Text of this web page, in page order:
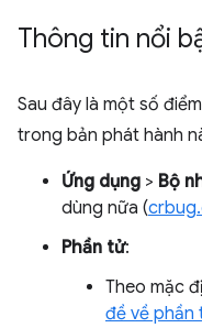
Thông tin nổi
Sau đây là một số
trong bản phát hành
Ứng dụng > Bộ
dùng nữa (
Phần tử:
Theo mặc
đề về phần